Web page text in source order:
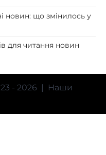
новин: що змінилось у
для читання новин
- 2026 | Наши